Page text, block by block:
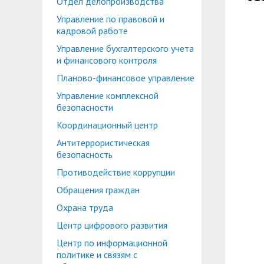
Планово-финансовое управление
Координационный центр
Противодействие коррупции
Охрана труда
Центр по информационной политике и
Управление по административно-
Профком студентов и аспирантов
Лучшие студенты
Вопросы ректору
Центр карьеры
Консультационный центр поддержки
Учебно-тренинговый центр
Центр тестирования иностранных граждан
Центр русского языка как иностранного
Образовательный модуль «Обучение
Управление по правовой и
кадровой работе
Управление бухгалтерского учета
и финансового контроля
Планово-финансовое управление
Управление комплексной
безопасности
Координационный центр
Антитеррористическая
безопасность
Противодействие коррупции
Обращения граждан
Охрана труда
Центр цифрового развития
Центр по информационной
политике и связям с